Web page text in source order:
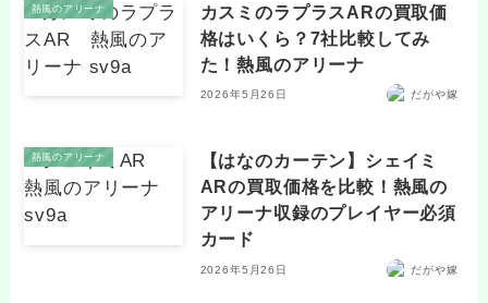
熱風のアリーナ
カスミのラプラスARの買取価
格はいくら？7社比較してみ
た！熱風のアリーナ
2026年5月26日 だがや嫁
熱風のアリーナ
【はなのカーテン】シェイミ
ARの買取価格を比較！熱風の
アリーナ収録のプレイヤー必須
カード
2026年5月26日 だがや嫁